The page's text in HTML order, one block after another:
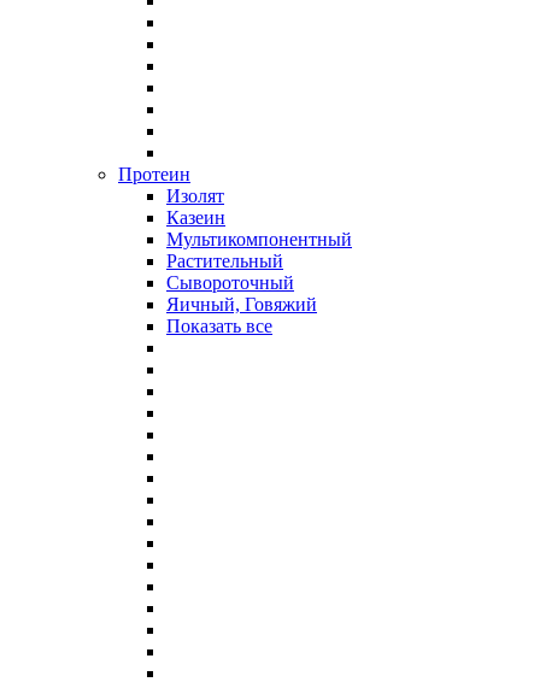
Протеин
Изолят
Казеин
Мультикомпонентный
Растительный
Сывороточный
Яичный, Говяжий
Показать все